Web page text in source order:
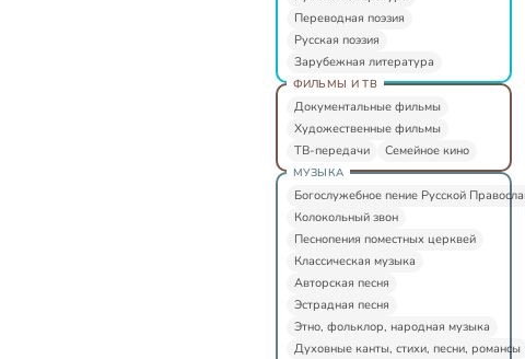
Переводная поэзия
Русская поэзия
Зарубежная литература
ФИЛЬМЫ И ТВ
Документальные фильмы
Художественные фильмы
ТВ-передачи
Семейное кино
МУЗЫКА
Богослужебное пение Русской
Колокольный звон
Песнопения поместных церквей
Классическая музыка
Авторская песня
Эстрадная песня
Этно, фольклор, народная музыка
Духовные канты, стихи, песни, романсы